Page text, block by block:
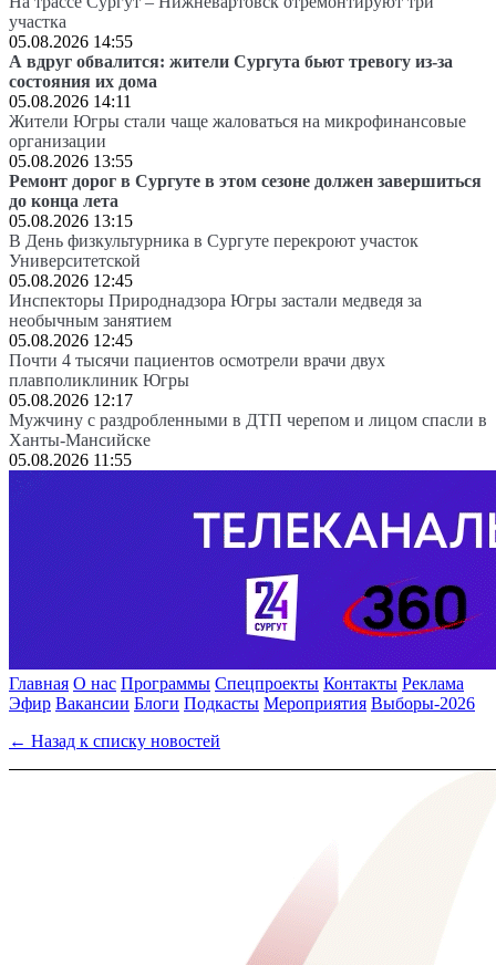
участка
05.08.2026 14:55
А вдруг обвалится: жители Сургута бьют тревогу из-за
состояния их дома
05.08.2026 14:11
Жители Югры стали чаще жаловаться на микрофинансовые
организации
05.08.2026 13:55
Ремонт дорог в Сургуте в этом сезоне должен завершиться
до конца лета
05.08.2026 13:15
В День физкультурника в Сургуте перекроют участок
Университетской
05.08.2026 12:45
Инспекторы Природнадзора Югры застали медведя за
необычным занятием
05.08.2026 12:45
Почти 4 тысячи пациентов осмотрели врачи двух
плавполиклиник Югры
05.08.2026 12:17
Мужчину с раздробленными в ДТП черепом и лицом спасли в
Ханты-Мансийске
05.08.2026 11:55
Главная О нас Программы Спецпроекты Контакты Реклама
Эфир Вакансии Блоги Подкасты Мероприятия Выборы-2026
← Назад к списку новостей